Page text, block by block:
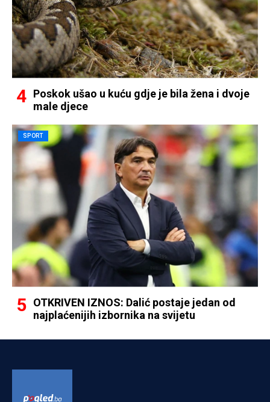
Poskok ušao u kuću gdje je bila žena i dvoje
male djece
SPORT
OTKRIVEN IZNOS: Dalić postaje jedan od
najplaćenijih izbornika na svijetu